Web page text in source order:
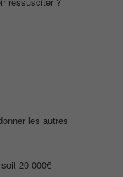
les autres
20 000€